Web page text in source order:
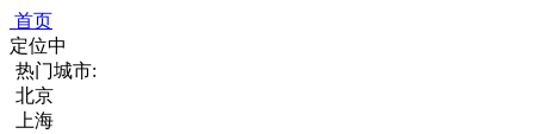
首页
定位中
热门城市:
北京
上海